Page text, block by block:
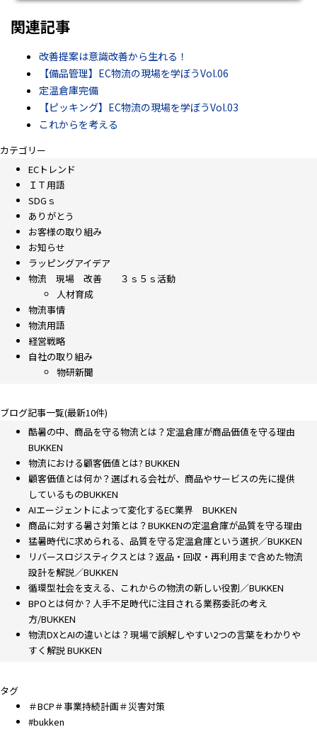
関連記事
改善提案は意識改善から生れる！
【備品管理】EC物流の現場を学ぼうVol.06
定温倉庫完備
【ピッキング】EC物流の現場を学ぼうVol.03
これからを考える
カテゴリー
ECトレンド
ＩＴ用語
SDGｓ
ありがとう
お客様の取り組み
お知らせ
ラッピングアイデア
物流 現場 改善 ３ｓ５ｓ活動
人材育成
物流事情
物流用語
経営戦略
自社の取り組み
物研新聞
ブログ記事一覧(最新10件)
酷暑の中、商品を守る物流とは？定温倉庫が商品価値を守る理由
BUKKEN
物流における顧客価値とは? BUKKEN
顧客価値とは何か？選ばれる会社が、商品やサービスの先に提供
しているものBUKKEN
AIエージェントによって変化するEC業界 BUKKEN
商品に対する暑さ対策とは？BUKKENの定温倉庫が品質を守る理由
猛暑時代に求められる、品質を守る定温倉庫という選択／BUKKEN
リバースロジスティクスとは？返品・回収・再利用まで含めた物流
設計を解説／BUKKEN
循環型社会を支える、これからの物流の新しい役割／BUKKEN
BPOとは何か？人手不足時代に注目される業務委託の考え
方/BUKKEN
物流DXとAIの違いとは？現場で誤解しやすい2つの言葉をわかりや
すく解説 BUKKEN
タグ
＃BCP＃事業持続計画＃災害対策
#bukken